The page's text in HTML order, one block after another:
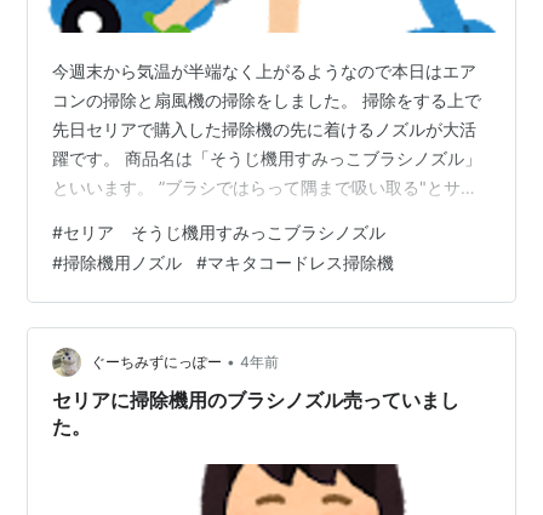
今週末から気温が半端なく上がるようなので本日はエア
コンの掃除と扇風機の掃除をしました。 掃除をする上で
先日セリアで購入した掃除機の先に着けるノズルが大活
躍です。 商品名は「そうじ機用すみっこブラシノズル」
といいます。 ”ブラシではらって隅まで吸い取る"とサブ
の日本製です。 「そうじ機用すみっこブラシノズル」で
す。 ・掃除機に取り付けるタイプのブラシ付きノズルで
す。 ・家具のすき間やサッシの溝、お部屋の隅やキーボ
ード等電化製品のお掃除にも最適です。 ・ブラシ付きで
すので効果的にホコリを払って吸い取れます。 だそうで
す。↑( ^ω^ ) エアコン…
#セリア そうじ機用すみっこブラシノズル
#掃除機用ノズル #マキタコードレス掃除機
ぐーちみずにっぽー • 4年前
セリアに掃除機用のブラシノズル売っていまし
た。